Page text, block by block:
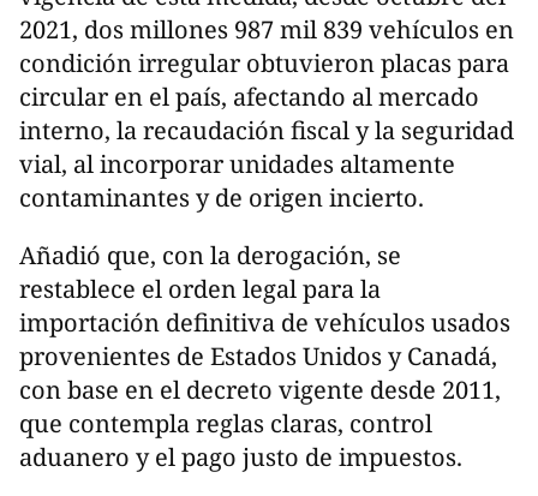
2021, dos millones 987 mil 839 vehículos en
condición irregular obtuvieron placas para
circular en el país, afectando al mercado
interno, la recaudación fiscal y la seguridad
vial, al incorporar unidades altamente
contaminantes y de origen incierto.
Añadió que, con la derogación, se
restablece el orden legal para la
importación definitiva de vehículos usados
provenientes de Estados Unidos y Canadá,
con base en el decreto vigente desde 2011,
que contempla reglas claras, control
aduanero y el pago justo de impuestos.